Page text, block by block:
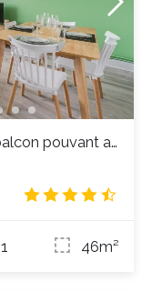
Le Parmelan - Beau T2 avec balcon pouvant accueillir jusqu'à 4 personnes
1 46m²